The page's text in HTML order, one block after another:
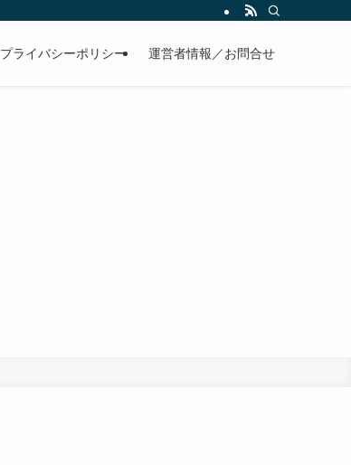
プライバシーポリシー 運営者情報／お問合せ